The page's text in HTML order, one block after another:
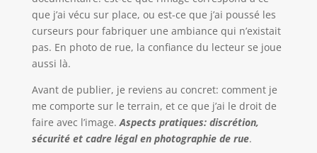
que j’ai vécu sur place, ou est-ce que j’ai poussé les
curseurs pour fabriquer une ambiance qui n’existait
pas. En photo de rue, la confiance du lecteur se joue
aussi là.
Avant de publier, je reviens au concret: comment je
me comporte sur le terrain, et ce que j’ai le droit de
faire avec l’image.Aspects pratiques: discrétion,
sécurité et cadre légal en photographie de rue.